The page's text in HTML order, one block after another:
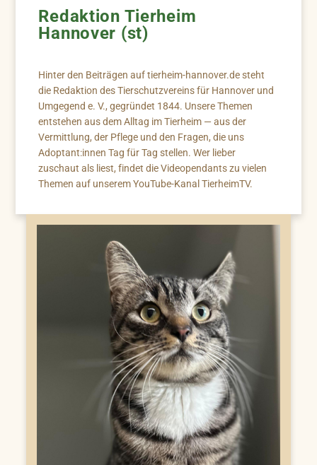
Redaktion Tierheim
Hannover (st)
Hinter den Beiträgen auf tierheim-hannover.de steht
die Redaktion des Tierschutzvereins für Hannover und
Umgegend e. V., gegründet 1844. Unsere Themen
entstehen aus dem Alltag im Tierheim — aus der
Vermittlung, der Pflege und den Fragen, die uns
Adoptant:innen Tag für Tag stellen. Wer lieber
zuschaut als liest, findet die Videopendants zu vielen
Themen auf unserem YouTube-Kanal TierheimTV.